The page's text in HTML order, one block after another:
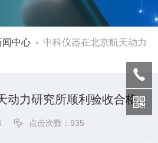
闻中心 - 中科仪器在北京航天动力
动力研究所顺利验收合格
点击次数：935